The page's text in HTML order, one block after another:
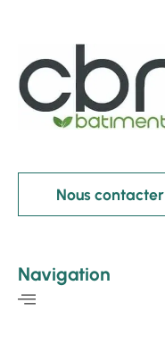
Nous contacter
Navigation